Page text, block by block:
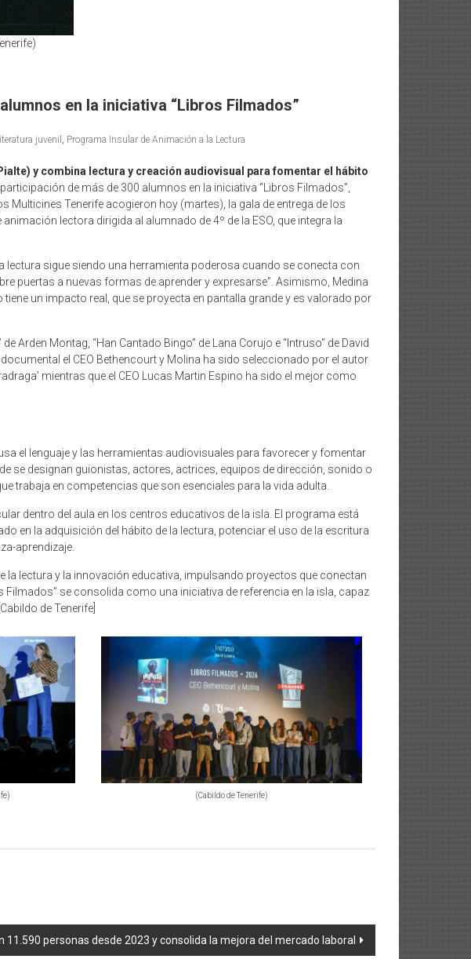
en la iniciativa “Libros Filmados”
literatura juvenil , Programa Insular de Animación a la Lectura
y combina lectura y creación audiovisual para fomentar el hábito
de más de 300 alumnos en la iniciativa “Libros Filmados”,
Multicines Tenerife acogieron hoy (martes), la gala de entrega de los
lectora dirigida al alumnado de 4º de la ESO, que integra la
lectura sigue siendo una herramienta poderosa cuando se conecta con
puertas a nuevas formas de aprender y expresarse”. Asimismo, Medina
un impacto real, que se proyecta en pantalla grande y es valorado por
Arden Montag, “Han Cantado Bingo” de Lana Corujo e “Intruso” de David
el CEO Bethencourt y Molina ha sido seleccionado por el autor
mientras que el CEO Lucas Martin Espino ha sido el mejor como
el lenguaje y las herramientas audiovisuales para favorecer y fomentar
se designan guionistas, actores, actrices, equipos de dirección, sonido o
trabaja en competencias que son esenciales para la vida adulta.
dentro del aula en los centros educativos de la isla. El programa está
en la adquisición del hábito de la lectura, potenciar el uso de la escritura
aprendizaje.
lectura y la innovación educativa, impulsando proyectos que conectan
se consolida como una iniciativa de referencia en la isla, capaz
de Tenerife]
(Cabildo de Tenerife)
personas desde 2023 y consolida la mejora del mercado laboral